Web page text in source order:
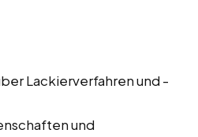
Lackierverfahren und -
und